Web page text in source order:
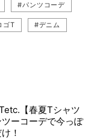
#パンツコーデ
ゴT #デニム
【春夏Tシャツ
ーコーデで今っぽ
！